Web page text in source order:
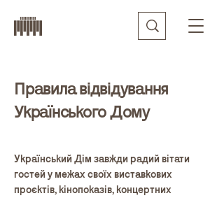
Правила відвідування
Українського Дому
Український Дім завжди радий вітати
гостей у межах своїх виставкових
проєктів, кінопоказів, концертних